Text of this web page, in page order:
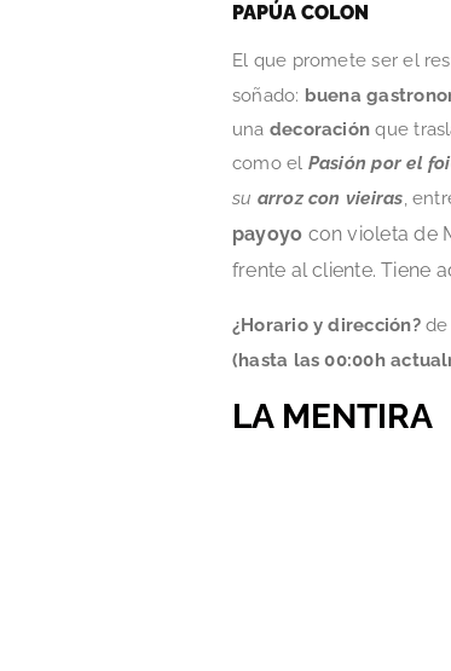
PAPÚA COLON
El que promete ser el
soñado: buena
una decoración que
como el Pasión por el
su arroz con vieiras,
payoyo con violeta de
frente al cliente. Tiene
¿Horario y dirección? de
(hasta las 00:00h
LA MENTIRA